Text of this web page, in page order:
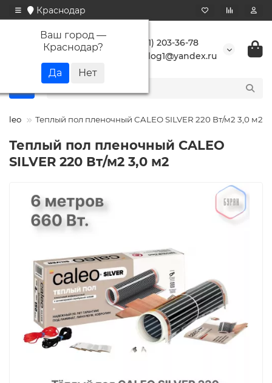
Краснодар
Ваш город —
Краснодар?
+7 (861) 203-36-78
buranlog1@yandex.ru
Теплый пол пленочный CALEO SILVER 220 Вт/м2 3,0 м2
Теплый пол пленочный CALEO
SILVER 220 Вт/м2 3,0 м2